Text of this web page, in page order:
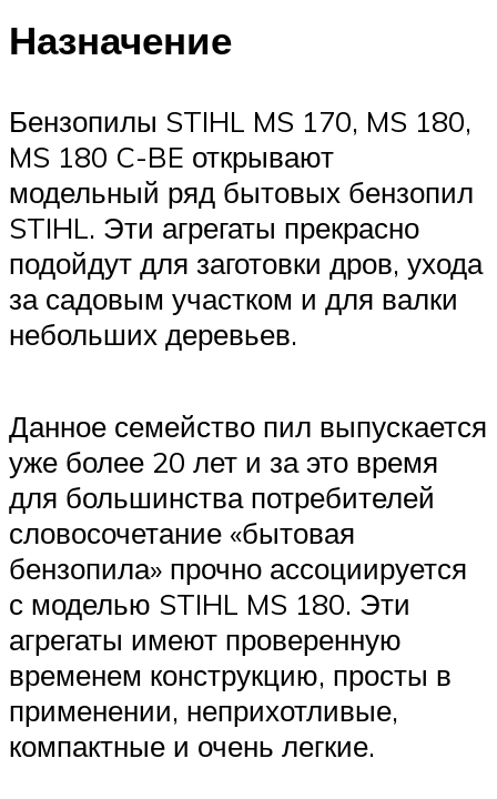
Назначение
Бензопилы STIHL MS 170, MS 180,
MS 180 C-BE открывают
модельный ряд бытовых бензопил
STIHL. Эти агрегаты прекрасно
подойдут для заготовки дров, ухода
за садовым участком и для валки
небольших деревьев.
Данное семейство пил выпускается
уже более 20 лет и за это время
для большинства потребителей
словосочетание «бытовая
бензопила» прочно ассоциируется
с моделью STIHL MS 180. Эти
агрегаты имеют проверенную
временем конструкцию, просты в
применении, неприхотливые,
компактные и очень легкие.